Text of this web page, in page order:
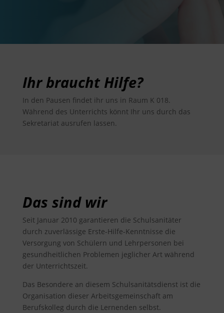
Ihr braucht Hilfe?
In den Pausen findet ihr uns in Raum K 018.
Während des Unterrichts könnt Ihr uns durch das
Sekretariat ausrufen lassen.
Das sind wir
Seit Januar 2010 garantieren die Schulsanitäter
durch zuverlässige Erste-Hilfe-Kenntnisse die
Versorgung von Schülern und Lehrpersonen bei
gesundheitlichen Problemen jeglicher Art während
der Unterrichtszeit.
Das Besondere an diesem Schulsanitätsdienst ist die
Organisation dieser Arbeitsgemeinschaft am
Berufskolleg durch die Lernenden selbst.